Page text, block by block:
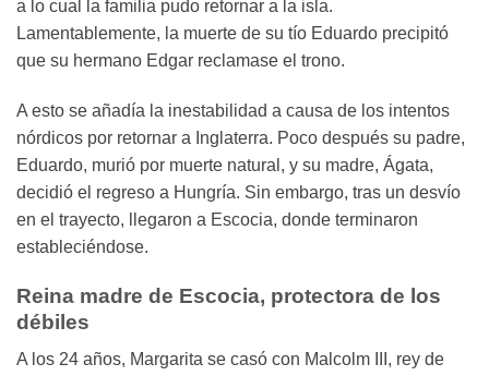
a lo cual la familia pudo retornar a la isla.
Lamentablemente, la muerte de su tío Eduardo precipitó
que su hermano Edgar reclamase el trono.
A esto se añadía la inestabilidad a causa de los intentos
nórdicos por retornar a Inglaterra. Poco después su padre,
Eduardo, murió por muerte natural, y su madre, Ágata,
decidió el regreso a Hungría. Sin embargo, tras un desvío
en el trayecto, llegaron a Escocia, donde terminaron
estableciéndose.
Reina madre de Escocia, protectora de los
débiles
A los 24 años, Margarita se casó con Malcolm III, rey de